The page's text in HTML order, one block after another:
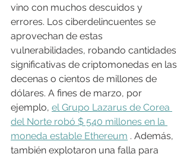
vino con muchos descuidos y
errores. Los ciberdelincuentes se
aprovechan de estas
vulnerabilidades, robando cantidades
significativas de criptomonedas en las
decenas o cientos de millones de
dólares. A fines de marzo, por
ejemplo, el Grupo Lazarus de Corea
del Norte robó $ 540 millones en la
moneda estable Ethereum . Además,
también explotaron una falla para